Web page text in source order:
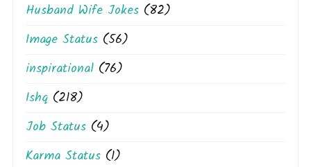
Husband Wife Jokes (82)
Image Status (56)
inspirational (76)
Ishq (218)
Job Status (4)
Karma Status (1)